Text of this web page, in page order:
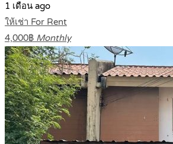
1 เดือน ago
ให้เช่า For Rent
4,000฿ Monthly